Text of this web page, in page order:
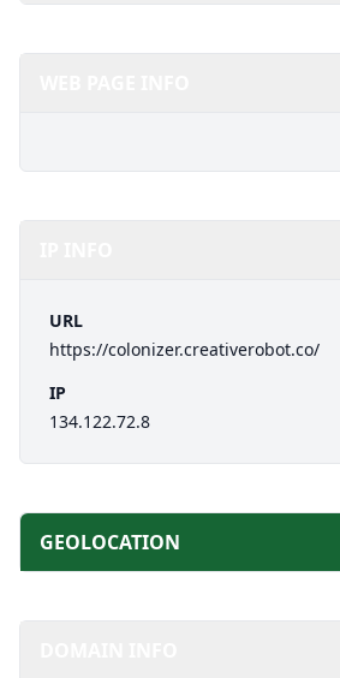
URL
https://colonizer.creativerobot.co/
IP
134.122.72.8
GEOLOCATION